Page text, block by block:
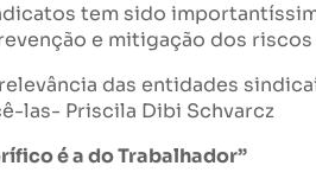
tem sido
e mitigação dos
das entidades
las- Priscila Dibi Schvarcz
é a do Trabalhador”